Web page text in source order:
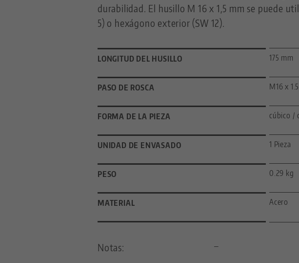
durabilidad. El husillo M 16 x 1,5 mm se puede
5) o hexágono exterior (SW 12).
LONGITUD DEL HUSILLO 175 mm
PASO DE ROSCA M16 x 1.5
FORMA DE LA PIEZA cúbico /
UNIDAD DE ENVASADO 1 Pieza
PESO 0.29 kg
MATERIAL Acero
Notas: —